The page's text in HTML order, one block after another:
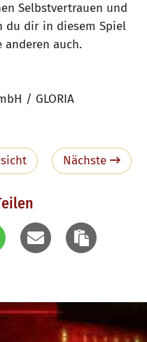
Selbstvertrauen und
du dir in diesem Spiel
auch.
/ GLORIA
Nächste